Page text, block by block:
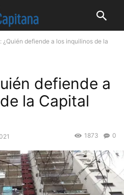
¿Quién defiende a los inquilinos de la
defiende a
la Capital
0
1873